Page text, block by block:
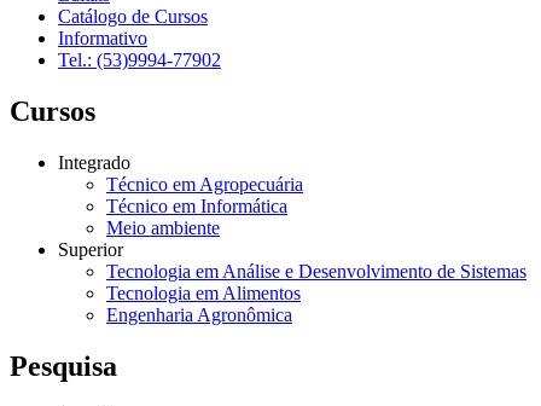
Catálogo de Cursos
Informativo
Tel.: (53)9994-77902
Cursos
Integrado
Técnico em Agropecuária
Técnico em Informática
Meio ambiente
Superior
Tecnologia em Análise e Desenvolvimento de Sistemas
Tecnologia em Alimentos
Engenharia Agronômica
Pesquisa